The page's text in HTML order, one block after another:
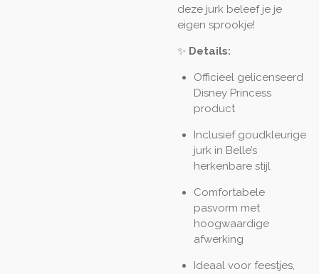
deze jurk beleef je je
eigen sprookje!
✨ Details:
Officieel gelicenseerd
Disney Princess
product
Inclusief goudkleurige
jurk in Belle’s
herkenbare stijl
Comfortabele
pasvorm met
hoogwaardige
afwerking
Ideaal voor feestjes,